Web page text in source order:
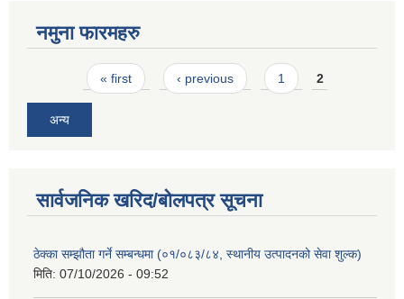
नमुना फारमहरु
Pages« first ‹ previous 1 2
अन्य
सार्वजनिक खरिद/बोलपत्र सूचना
ठेक्का सम्झौता गर्ने सम्बन्धमा (०१/०८३/८४, स्थानीय उत्पादनको सेवा शुल्क)
मिति: 07/10/2026 - 09:52